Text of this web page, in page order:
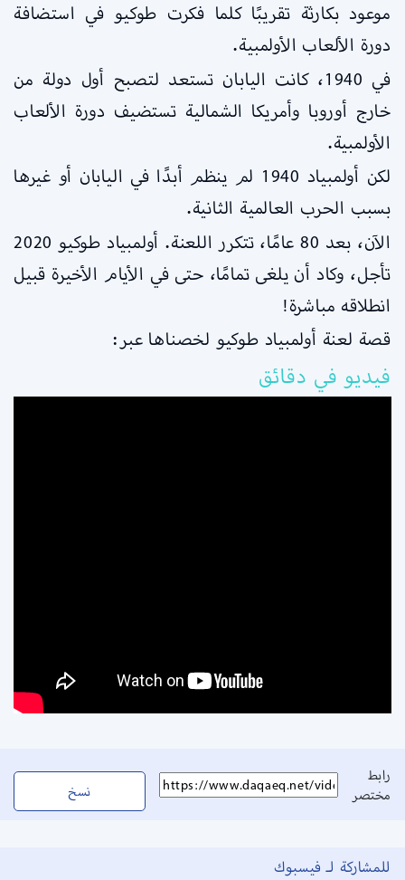
موعود بكارثة تقريبًا كلما فكرت طوكيو في استضافة
دورة الألعاب الأولمبية.
في 1940، كانت اليابان تستعد لتصبح أول دولة من
خارج أوروبا وأمريكا الشمالية تستضيف دورة الألعاب
الأولمبية.
لكن أولمبياد 1940 لم ينظم أبدًا في اليابان أو غيرها
بسبب الحرب العالمية الثانية.
الآن، بعد 80 عامًا، تتكرر اللعنة. أولمبياد طوكيو 2020
تأجل، وكاد أن يلغى تمامًا، حتى في الأيام الأخيرة قبيل
انطلاقه مباشرة!
قصة لعنة أولمبياد طوكيو لخصناها عبر:
فيديو في دقائق
رابط
مختصر
نسخ
للمشاركة لـ فيسبوك